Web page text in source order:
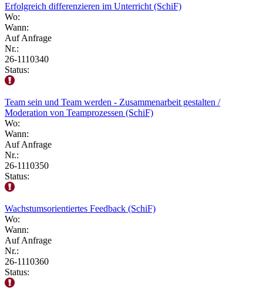
Erfolgreich differenzieren im Unterricht (SchiF)
Wo:
Wann:
Auf Anfrage
Nr.:
26-1110340
Status:
Team sein und Team werden - Zusammenarbeit gestalten /
Moderation von Teamprozessen (SchiF)
Wo:
Wann:
Auf Anfrage
Nr.:
26-1110350
Status:
Wachstumsorientiertes Feedback (SchiF)
Wo:
Wann:
Auf Anfrage
Nr.:
26-1110360
Status: